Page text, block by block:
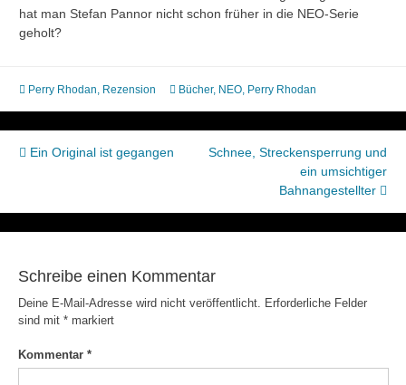
hat man Stefan Pannor nicht schon früher in die NEO-Serie
geholt?
Perry Rhodan, Rezension Bücher, NEO, Perry Rhodan
Beitragsnavigation
Ein Original ist gegangen
Schnee, Streckensperrung und
ein umsichtiger
Bahnangestellter
Schreibe einen Kommentar
Deine E-Mail-Adresse wird nicht veröffentlicht.
Erforderliche Felder
sind mit *markiert
Kommentar *